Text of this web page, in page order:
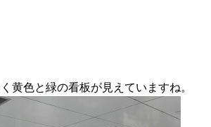
黄色と緑の看板が見えていますね。